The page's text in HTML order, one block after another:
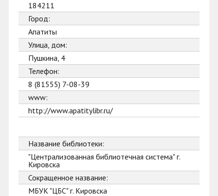
184211
Город:
Апатиты
Улица, дом:
Пушкина, 4
Телефон:
8 (81555) 7-08-39
www:
http://www.apatitylibr.ru/
Название библиотеки:
"Централизованная библиотечная система" г.
Кировска
Сокращенное название:
МБУК "ЦБС" г. Кировска